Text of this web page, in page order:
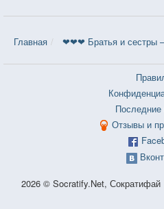
Главная ❤❤❤ Братья и сестры
Последние
Отзывы и
2026 © Socratify.Net, Сократифай